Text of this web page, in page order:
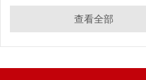
查看全部